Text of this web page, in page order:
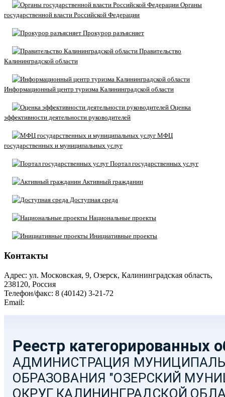
Органы
государственной власти Российской Федерации
Прокурор разъясняет
Правительство
Калининградской области
Информационный центр туризма Калининградской области
Оценка
эффективности деятельности руководителей
МФЦ
государственных и муниципальных услуг
Портал государственных услуг
Активный гражданин
Доступная среда
Национальные проекты
Инициативные проекты
Контакты
Адрес: ул. Московская, 9, Озерск, Калининградская область,
238120, Россия
Телефон/факс: 8 (40142) 3-21-72
Email: